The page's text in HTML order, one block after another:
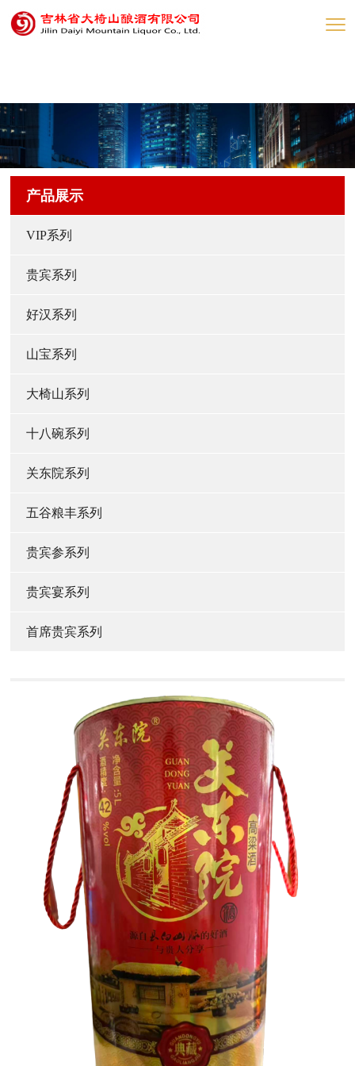
网赌网站
产品展示
VIP系列
贵宾系列
好汉系列
山宝系列
大椅山系列
十八碗系列
关东院系列
五谷粮丰系列
贵宾参系列
贵宾宴系列
首席贵宾系列